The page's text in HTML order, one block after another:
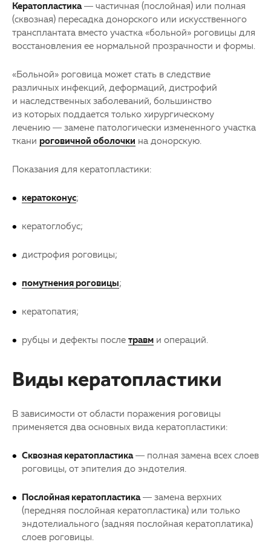
Кератопластика­— частичная (послойная) или полная
(сквозная) пересадка донорского или искусственного
трансплантата вместо участка «больной» роговицы для
восстановления ее нормальной прозрачности и формы.
«Больной» роговица может стать в следствие
различных инфекций, деформаций, дистрофий
и наследственных заболеваний, большинство
из которых поддается только хирургическому
лечению — замене патологически измененного участка
ткани роговичной оболочки на донорскую.
Показания для кератопластики:
кератоконус;
кератоглобус;
дистрофия роговицы;
помутнения роговицы;
кератопатия;
рубцы и дефекты после травм и операций.
Виды кератопластики
В зависимости от области поражения роговицы
применяется два основных вида кератопластики:
Сквозная кератопластика— полная замена всех слоев
роговицы, от эпителия до эндотелия.
Послойная кератопластика— замена верхних
(передняя послойная кератопластика) или только
эндотелиального (задняя послойная кератоплатика)
слоев роговицы.